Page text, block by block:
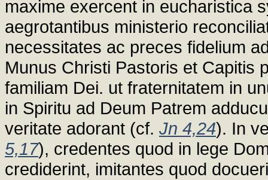
maxime exercent in eucharistica
aegrotantibus ministerio
necessitates ac preces fidelium
Munus Christi Pastoris et Capitis
familiam Dei. ut fraternitatem in
in Spiritu ad Deum Patrem
veritate adorant (cf. Jn 4,24). In
5,17), credentes quod in lege
crediderint, imitantes quod